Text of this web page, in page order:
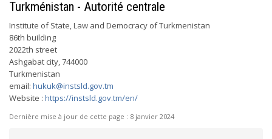
Turkménistan - Autorité centrale
Institute of State, Law and Democracy of Turkmenistan
86th building
2022th street
Ashgabat city, 744000
Turkmenistan
email: hukuk@instsld.gov.tm
Website : https://instsld.gov.tm/en/
Dernière mise à jour de cette page : 8 janvier 2024